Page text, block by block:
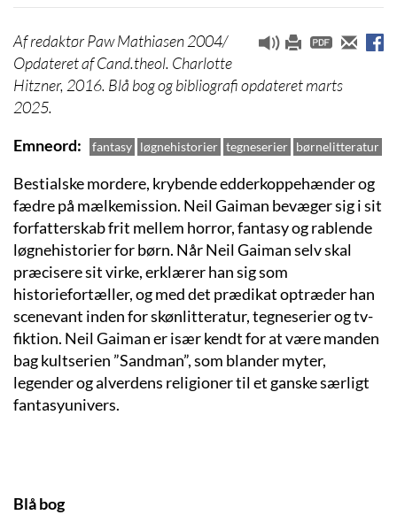
redaktør Paw Mathiasen 2004/
Opdateret af Cand.theol. Charlotte
Hitzner, 2016. Blå bog og bibliografi opdateret marts
2025.
Emneord
fantasy løgnehistorier tegneserier børnelitteratur
Bestialske mordere, krybende edderkoppehænder og
fædre på mælkemission. Neil Gaiman bevæger sig i sit
forfatterskab frit mellem horror, fantasy og rablende
løgnehistorier for børn. Når Neil Gaiman selv skal
præcisere sit virke, erklærer han sig som
historiefortæller, og med det prædikat optræder han
scenevant inden for skønlitteratur, tegneserier og tv-
fiktion. Neil Gaiman er især kendt for at være manden
bag kultserien ”Sandman”, som blander myter,
legender og alverdens religioner til et ganske særligt
fantasyunivers.
Blå bog